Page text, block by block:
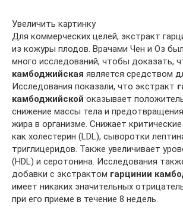
Увеличить картинку
Для коммерческих целей, экстракт
из кожуры плодов. Врачами Чен и Оз
много исследований, чтобы доказать,
камбоджийская является средством
Исследования показали, что экстракт
камбоджийской оказывает
снижение массы тела и
жира в организме. Снижает
как холестерин (LDL), сыворотки
триглицеридов. Также увеличивает
(HDL) и серотонина. Исследования
добавки с экстрактом гарцинии
имеет никаких значительных
при его приеме в течение 8 недель.